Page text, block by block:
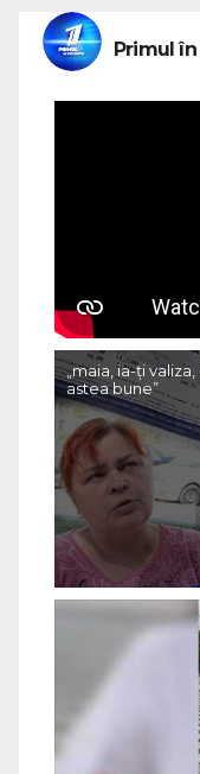
Primul
„maia, ia-ți
astea bune”